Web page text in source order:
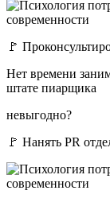
🚩
Нет времени
штате пиарщика
невыгодно?
🚩 Нанять PR